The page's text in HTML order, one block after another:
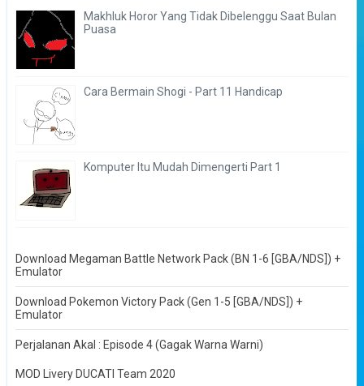
Makhluk Horor Yang Tidak Dibelenggu Saat Bulan
Puasa
Cara Bermain Shogi - Part 11 Handicap
Komputer Itu Mudah Dimengerti Part 1
Download Megaman Battle Network Pack (BN 1-6 [GBA/NDS]) +
Emulator
Download Pokemon Victory Pack (Gen 1-5 [GBA/NDS]) +
Emulator
Perjalanan Akal : Episode 4 (Gagak Warna Warni)
MOD Livery DUCATI Team 2020